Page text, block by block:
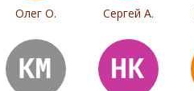
Олег О. Сергей А.